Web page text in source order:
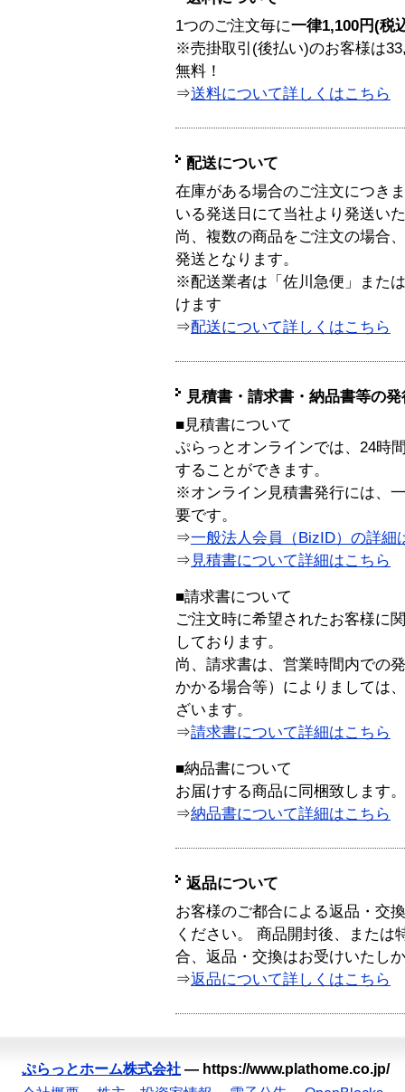
1つのご注文毎に一律1,100円(税
※売掛取引(後払い)のお客様は
無料！
⇒送料について詳しくはこちら
配送について
在庫がある場合のご注文につき
いる発送日にて当社より発送い
尚、複数の商品をご注文の場合
発送となります。
※配送業者は「佐川急便」また
けます
⇒配送について詳しくはこちら
見積書・請求書・納品書等の
■見積書について
ぷらっとオンラインでは、24時
することができます。
※オンライン見積書発行には、
要です。
⇒一般法人会員（BizID）の詳細
⇒ 見積書について詳細はこちら
■請求書について
ご注文時に希望されたお客様に
しております。
尚、請求書は、営業時間内での
かかる場合等）によりましては
ざいます。
⇒請求書について詳細はこちら
■納品書について
お届けする商品に同梱致します。
⇒納品書について詳細はこちら
返品について
お客様のご都合による返品・交
ください。 商品開封後、または
合、返品・交換はお受けいたし
⇒返品について詳しくはこちら
ぷらっとホーム株式会社 — https://www.plathome.co.jp/